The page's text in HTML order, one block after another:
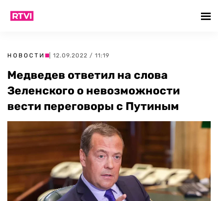
НОВОСТИ | 12.09.2022 / 11:19
Медведев ответил на слова
Зеленского о невозможности
вести переговоры с Путиным